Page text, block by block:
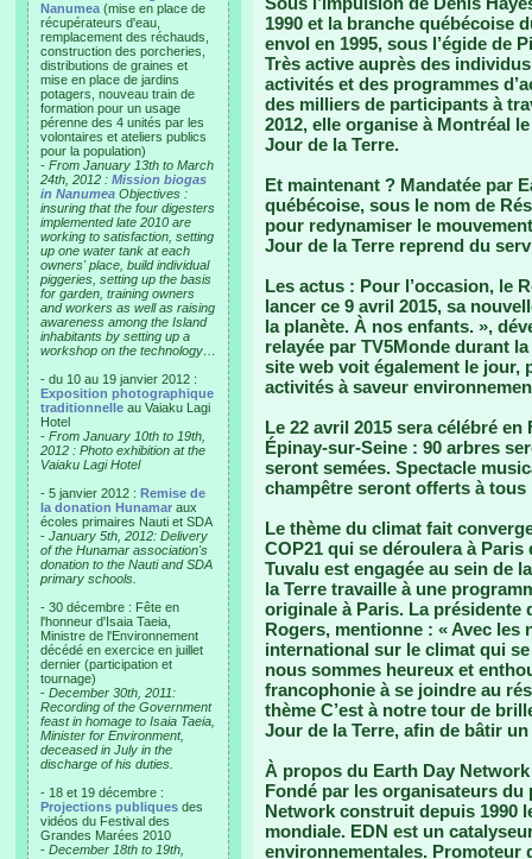
Nanumea (mise en place de
récupérateurs d'eau,
remplacement des réchauds,
construction des porcheries,
distributions de graines et
mise en place de jardins
potagers, nouveau train de
formation pour un usage
pérenne des 4 unités par les
volontaires et ateliers publics
pour la population)
- From January 13th to March
24th, 2012 : Mission biogas
in Nanumea Objectives :
insuring that the four digesters
implemented late 2010 are
working to satisfaction, setting
up one water tank at each
owners' place, build individual
piggeries, setting up the basis
for garden, training owners
and workers as well as raising
awareness among the Island
inhabitants by setting up a
workshop on the technology…
- du 10 au 19 janvier 2012 :
Exposition photographique
traditionnelle au Vaiaku Lagi
Hotel
- From January 10th to 19th,
2012 : Photo exhibition at the
Vaiaku Lagi Hotel
- 5 janvier 2012 : Remise de
la donation Hunamar aux
écoles primaires Nauti et SDA
- January 5th, 2012: Delivery
of the Hunamar association's
donation to the Nauti and SDA
primary schools.
- 30 décembre : Fête en
l'honneur d'Isaia Taeia,
Ministre de l'Environnement
décédé en exercice en juillet
dernier (participation et
tournage)
- December 30th, 2011:
Recording of the Government
feast in homage to Isaia Taeia,
Minister for Environment,
deceased in July in the
discharge of his duties.
- 18 et 19 décembre :
Projections publiques des
vidéos du Festival des
Grandes Marées 2010
- December 18th to 19th,
1990 et la branche québécoise
envol en 1995, sous l’égide de
Très active auprès des
activités et des programmes
des milliers de participants à
2012, elle organise à Montréal
Jour de la Terre.
Et maintenant ? Mandatée par
québécoise, sous le nom de
pour redynamiser le
Jour de la Terre reprend du
Les actus : Pour l’occasion, le
lancer ce 9 avril 2015, sa
la planète. À nos enfants. »,
relayée par TV5Monde durant
site web voit également le
activités à saveur
Le 22 avril 2015 sera célébré
Épinay-sur-Seine : 90 arbres
seront semées. Spectacle
champêtre seront offerts à
Le thème du climat fait
COP21 qui se déroulera à Paris
Tuvalu est engagée au sein de
la Terre travaille à une
originale à Paris. La présidente
Rogers, mentionne : « Avec les
international sur le climat qui
nous sommes heureux et
francophonie à se joindre au
thème C’est à notre tour de
Jour de la Terre, afin de bâtir
À propos du Earth Day
Fondé par les organisateurs du
Network construit depuis 1990
mondiale. EDN est un
environnementales. Promoteur